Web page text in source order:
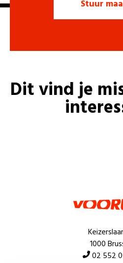
Dit vind je
1000
02 552